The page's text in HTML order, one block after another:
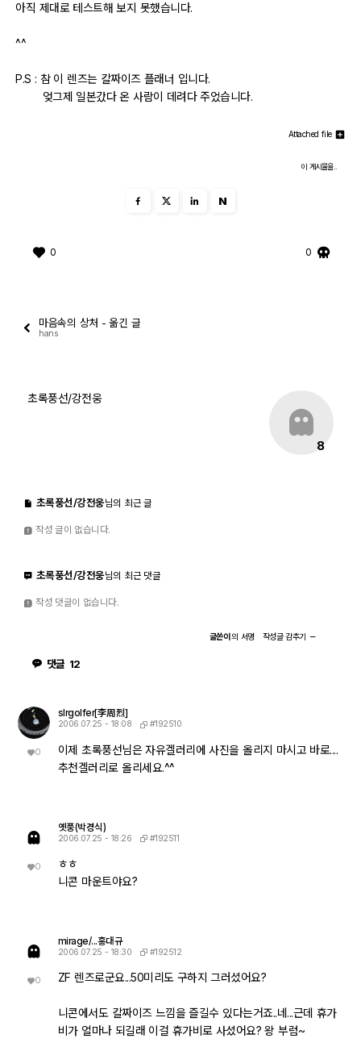
출사 여행기
아직 제대로 테스트해 보지 못했습니다.
^^
P.S : 참 이 렌즈는 칼짜이즈 플래너 입니다.
엊그제 일본갔다 온 사람이 데려다 주었습니다.
Attached file
이 게시물을..
N
0 0
마음속의 상처 - 옮긴 글
hans
8
초록풍선/강전웅
초록풍선/강전웅님의 최근 글
작성 글이 없습니다.
초록풍선/강전웅님의 최근 댓글
작성 댓글이 없습니다.
글쓴이 의 서명 작성글감추기
댓글 12
0
slrgolfer[李周烈]
2006.07.25 - 18:08 #192510
이제 초록풍선님은 자유겔러리에 사진을 올리지 마시고 바로....
추천겔러리로 올리세요.^^
0
옛풍(박경식)
2006.07.25 - 18:26 #192511
ㅎㅎ
니콘 마운트야요?
0
mirage/...홍대규
2006.07.25 - 18:30 #192512
ZF 렌즈로군요...50미리도 구하지 그러셨어요?
니콘에서도 칼짜이즈 느낌을 즐길수 있다는거죠..네...근데 휴가
비가 얼마나 되길래 이걸 휴가비로 사셨어요? 왕 부럼~